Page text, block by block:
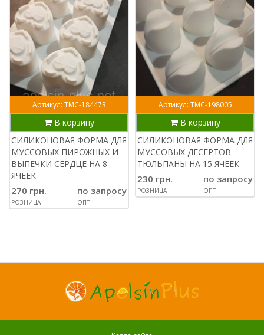
Артикул: ТМС-184473
В корзину
СИЛИКОНОВАЯ ФОРМА ДЛЯ
МУССОВЫХ ПИРОЖНЫХ И
ВЫПЕЧКИ СЕРДЦЕ НА 8
ЯЧЕЕК
270 грн.
РОЗНИЦА
по запросу
ОПТ
Артикул: ТМС-198005
В корзину
СИЛИКОНОВАЯ ФОРМА ДЛЯ
МУССОВЫХ ДЕСЕРТОВ
ТЮЛЬПАНЫ НА 15 ЯЧЕЕК
230 грн.
РОЗНИЦА
по запросу
ОПТ